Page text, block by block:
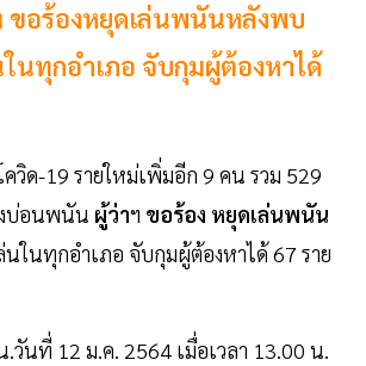
ขอร้องหยุดเล่นพนันหลังพบ
นทุกอำเภอ จับกุมผู้ต้องหาได้
วิด-19 รายใหม่เพิ่มอีก 9 คน รวม 529
งบ่อนพนัน ผู้ว่าฯ ขอร้อง หยุดเล่นพนัน
ในทุกอำเภอ จับกุมผู้ต้องหาได้ 67 ราย
.วันที่ 12 ม.ค. 2564 เมื่อเวลา 13.00 น.